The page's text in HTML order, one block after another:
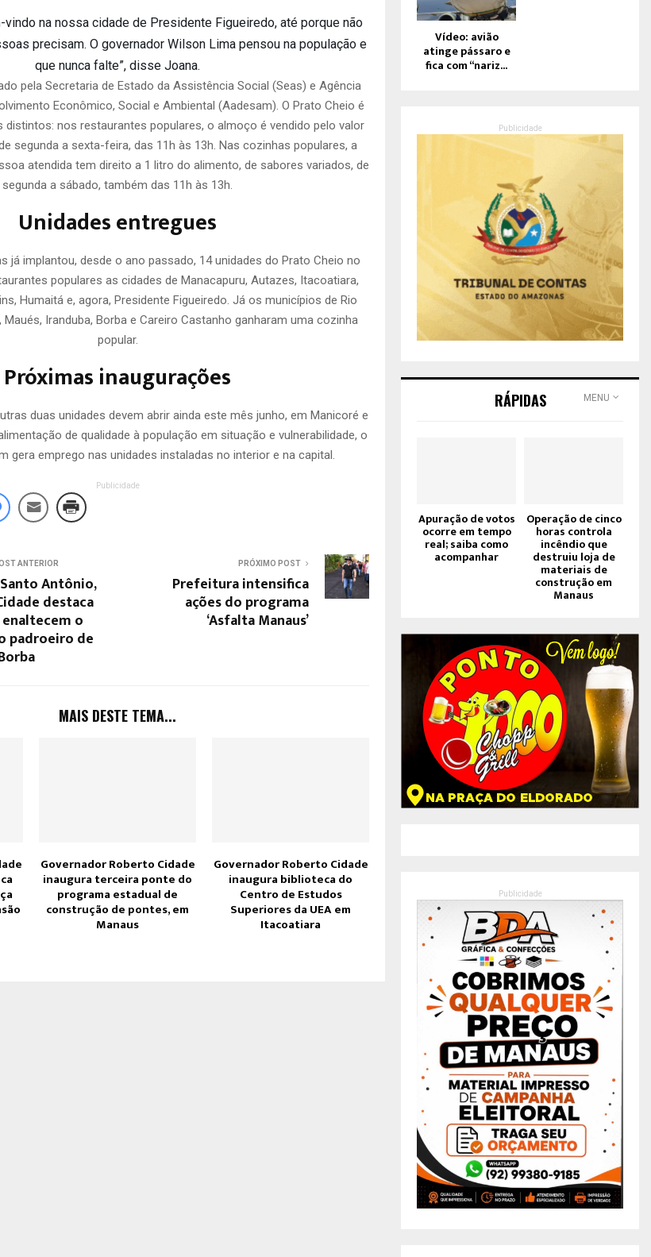
vindo na nossa cidade de Presidente Figueiredo, até porque não
precisam. O governador Wilson Lima pensou na população e
que nunca falte”, disse Joana.
pela Secretaria de Estado da Assistência Social (Seas) e Agência
Econômico, Social e Ambiental (Aadesam). O Prato Cheio é
distintos: nos restaurantes populares, o almoço é vendido pelo valor
segunda a sexta-feira, das 11h às 13h. Nas cozinhas populares, a
atendida tem direito a 1 litro do alimento, de sabores variados, de
segunda a sábado, também das 11h às 13h.
Unidades entregues
já implantou, desde o ano passado, 14 unidades do Prato Cheio no
populares as cidades de Manacapuru, Autazes, Itacoatiara,
Humaitá e, agora, Presidente Figueiredo. Já os municípios de Rio
Maués, Iranduba, Borba e Careiro Castanho ganharam uma cozinha
popular.
Próximas inaugurações
duas unidades devem abrir ainda este mês junho, em Manicoré e
de qualidade à população em situação e vulnerabilidade, o
gera emprego nas unidades instaladas no interior e na capital.
Publicidade
ANTERIOR
Antônio,
destaca
o
padroeiro de
PRÓXIMO POST
Prefeitura intensifica
ações do programa
‘Asfalta Manaus’
MAIS DESTE TEMA...
Governador Roberto Cidade
inaugura terceira ponte do
programa estadual de
construção de pontes, em
Manaus
Governador Roberto Cidade
inaugura biblioteca do
Centro de Estudos
Superiores da UEA em
Itacoatiara
Vídeo: avião
atinge pássaro e
fica com “nariz...
Publicidade
RÁPIDAS MENU
Apuração de votos
ocorre em tempo
real; saiba como
acompanhar
Operação de cinco
horas controla
incêndio que
destruiu loja de
materiais de
construção em
Manaus
Publicidade